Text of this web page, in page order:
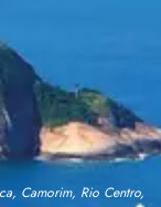
Camorim, Rio Centro,